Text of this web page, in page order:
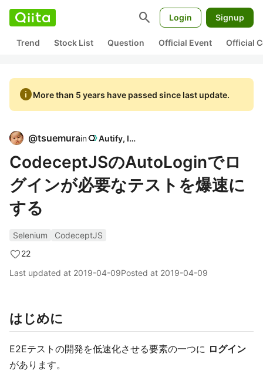
search Login Signup
Trend Stock List Question Official Event Official
infoMore than 5 years have passed since last update.
@tsuemurain Autify, Inc
CodeceptJSのAutoLoginでロ
グインが必要なテストを爆速に
する
Selenium
CodeceptJS
22
Last updated at 2019-04-09Posted at 2019-04-09
はじめに
E2Eテストの開発を低速化させる要素の一つに ログイン
があります。